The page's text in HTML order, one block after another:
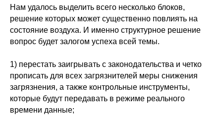
Нам удалось выделить всего несколько блоков,
решение которых может существенно повлиять на
состояние воздуха. И именно структурное решение
вопрос будет залогом успеха всей темы.
1) перестать заигрывать с законодательства и четко
прописать для всех загрязнителей меры снижения
загрязнения, а также контрольные инструменты,
которые будут передавать в режиме реального
времени данные;